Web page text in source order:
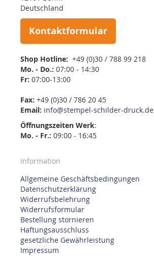
Deutschland
Kontaktformular
Shop Hotline: +49 (0)30 / 788 99 218
Mo. - Do.: 07:00 - 14:30
Fr: 07:00-13:00
Fax: +49 (0)30 / 786 20 45
Email: info@stempel-schilder-druck.de
Öffnungszeiten Werk:
Mo. - Fr.: 09:00 - 16:45
Information
Allgemeine Geschäftsbedingungen
Datenschutzerklärung
Widerrufsbelehrung
Widerrufsformular
Bestellung stornieren
Haftungsausschluss
gesetzliche Gewährleistung
Impressum